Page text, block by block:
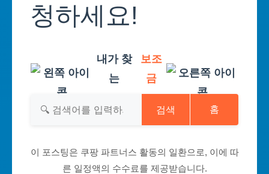
청하세요!
내가 찾
는
보조
금
검색 홈
이 포스팅은 쿠팡 파트너스 활동의 일환으로, 이에 따
른 일정액의 수수료를 제공받습니다.